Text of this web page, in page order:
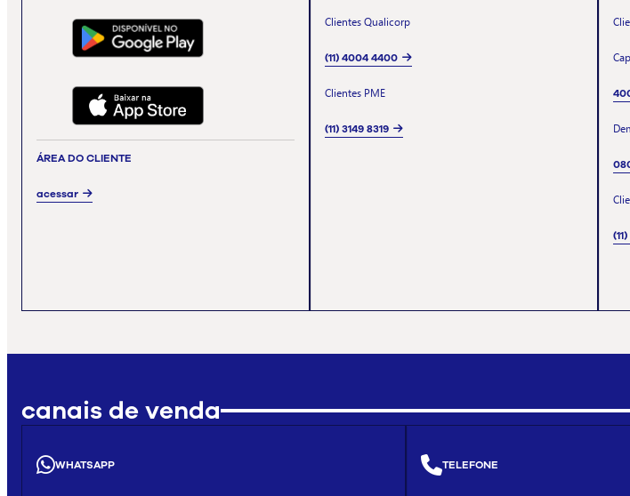
ÁREA DO CLIENTE
acessar
Clientes Qualicorp
(11) 4004 4400
Clientes PME
(11) 3149 8319
canais de venda
WHATSAPP TELEFONE